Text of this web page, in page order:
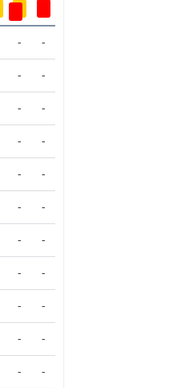
- -
- -
- -
- -
- -
- -
- -
- -
- -
- -
- -